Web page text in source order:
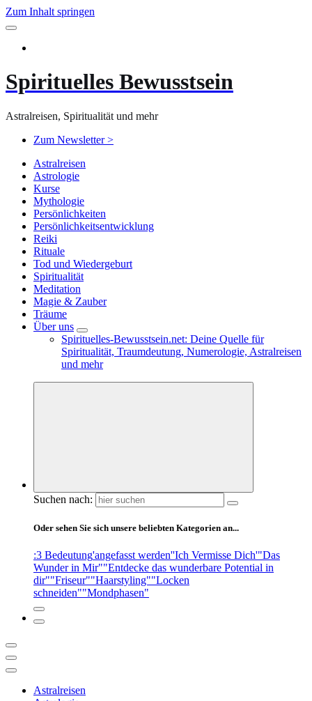
Zum Inhalt springen
Spirituelles Bewusstsein
Astralreisen, Spiritualität und mehr
Zum Newsletter >
Astralreisen
Astrologie
Kurse
Mythologie
Persönlichkeiten
Persönlichkeitsentwicklung
Reiki
Rituale
Tod und Wiedergeburt
Spiritualität
Meditation
Magie & Zauber
Träume
Über uns
Spirituelles-Bewusstsein.net: Deine Quelle für
Spiritualität, Traumdeutung, Numerologie, Astralreisen
und mehr
Suchen nach:
Oder sehen Sie sich unsere beliebten Kategorien an...
:3 Bedeutung'angefasst werden''Ich Vermisse Dich'"Das
Wunder in Mir""Entdecke das wunderbare Potential in
dir""Friseur""Haarstyling""Locken
schneiden""Mondphasen"
Astralreisen